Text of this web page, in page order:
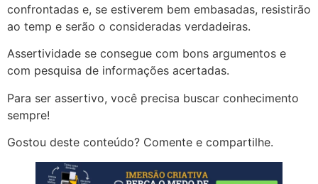
confrontadas e, se estiverem bem embasadas, resistirão
ao temp e serão o consideradas verdadeiras.
Assertividade se consegue com bons argumentos e
com pesquisa de informações acertadas.
Para ser assertivo, você precisa buscar conhecimento
sempre!
Gostou deste conteúdo? Comente e compartilhe.